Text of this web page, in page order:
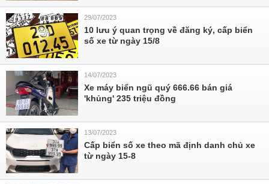
29/07/2023
10 lưu ý quan trọng về đăng ký, cấp biển
số xe từ ngày 15/8
14/07/2023
Xe máy biển ngũ quý 666.66 bán giá
'khủng' 235 triệu đồng
13/07/2023
Cấp biển số xe theo mã định danh chủ xe
từ ngày 15-8